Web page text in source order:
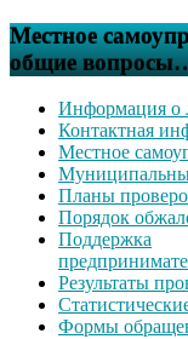
Местное
общие
Информация о
Контактная
Местное
Планы
Порядок
Поддержка
Результаты
Формы